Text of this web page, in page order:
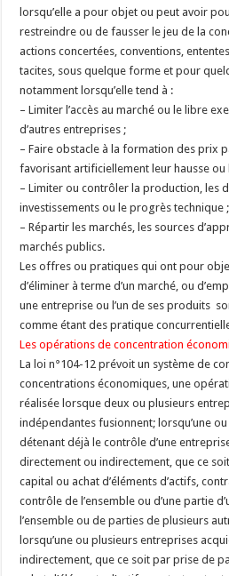
lorsqu’elle a pour objet ou peut avoir
restreindre ou de fausser le jeu de la
actions concertées, conventions,
tacites, sous quelque forme et pour
notamment lorsqu’elle tend à :
– Limiter l’accès au marché ou le libre
d’autres entreprises ;
– Faire obstacle à la formation des prix
favorisant artificiellement leur hausse ou
– Limiter ou contrôler la production, les
investissements ou le progrès technique ;
– Répartir les marchés, les sources
marchés publics.
Les offres ou pratiques qui ont pour
d’éliminer à terme d’un marché, ou
une entreprise ou l’un de ses produits
comme étant des pratique
Les opérations de concentration
La loi n°104-12 prévoit un système de
concentrations économiques, une
réalisée lorsque deux ou plusieurs
indépendantes fusionnent; lorsqu’une
détenant déjà le contrôle d’une
directement ou indirectement, que ce
capital ou achat d’éléments d’actifs,
contrôle de l’ensemble ou d’une partie
l’ensemble ou de parties de plusieurs
lorsqu’une ou plusieurs entreprises
indirectement, que ce soit par prise de